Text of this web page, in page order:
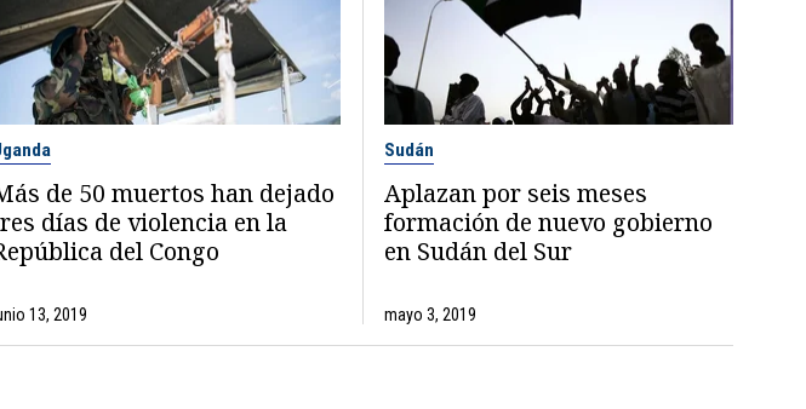
de 50 muertos han dejado
días de violencia en la
del Congo
13, 2019
Sudán
Aplazan por seis meses
formación de nuevo gobierno
en Sudán del Sur
mayo 3, 2019